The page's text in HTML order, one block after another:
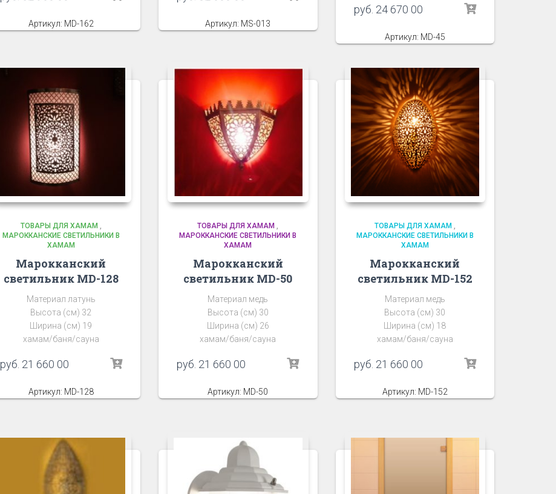
Артикул: MD-162 Артикул: MS-013
руб. 24 670 00
Артикул: MD-45
ТОВАРЫ ДЛЯ ХАМАМ ,
МАРОККАНСКИЕ СВЕТИЛЬНИКИ В
ХАМАМ
Марокканский
светильник MD-128
Материал латунь
Высота (см) 32
Ширина (см) 19
хамам/баня/сауна
руб. 21 660 00
Артикул: MD-128
ТОВАРЫ ДЛЯ ХАМАМ ,
МАРОККАНСКИЕ СВЕТИЛЬНИКИ В
ХАМАМ
Марокканский
светильник MD-50
Материал медь
Высота (см) 30
Ширина (см) 26
хамам/баня/сауна
руб. 21 660 00
Артикул: MD-50
ТОВАРЫ ДЛЯ ХАМАМ ,
МАРОККАНСКИЕ СВЕТИЛЬНИКИ В
ХАМАМ
Марокканский
светильник MD-152
Материал медь
Высота (см) 30
Ширина (см) 18
хамам/баня/сауна
руб. 21 660 00
Артикул: MD-152